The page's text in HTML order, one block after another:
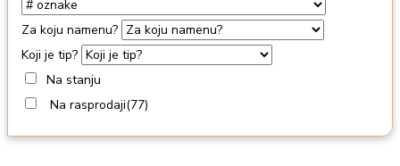
Za koju namenu?
Koji je tip?
Na stanju
Na rasprodaji(77)